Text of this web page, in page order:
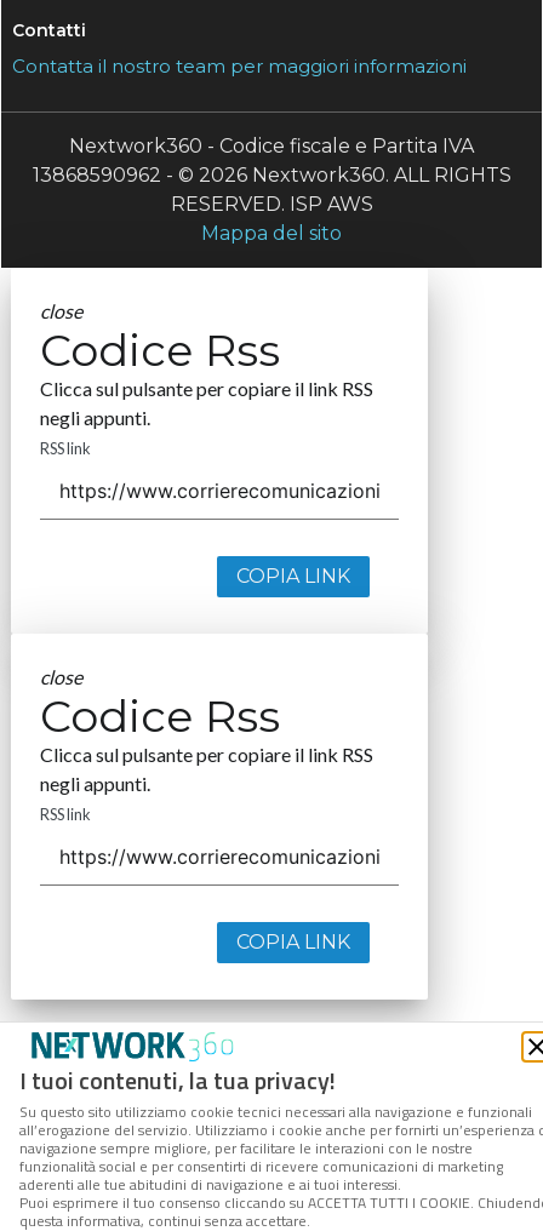
I tuoi contenuti, la tua privacy!
Su questo sito utilizziamo cookie tecnici necessari alla navigazione e funzionali
all’erogazione del servizio. Utilizziamo i cookie anche per fornirti un’esperienza
navigazione sempre migliore, per facilitare le interazioni con le nostre
funzionalità social e per consentirti di ricevere comunicazioni di marketing
aderenti alle tue abitudini di navigazione e ai tuoi interessi.
Puoi esprimere il tuo consenso cliccando su ACCETTA TUTTI I COOKIE.
questa informativa, continui senza accettare.
Contatti
Contatta il nostro team per maggiori informazioni
Nextwork360 - Codice fiscale e Partita IVA
13868590962 - © 2026 Nextwork360. ALL RIGHTS
RESERVED. ISP AWS
Mappa del sito
close
Codice Rss
Clicca sul pulsante per copiare il link RSS
negli appunti.
RSS link
COPIA LINK
close
Codice Rss
Clicca sul pulsante per copiare il link RSS
negli appunti.
RSS link
COPIA LINK